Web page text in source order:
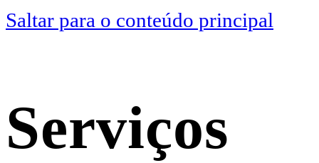
Saltar para o conteúdo principal
Serviços